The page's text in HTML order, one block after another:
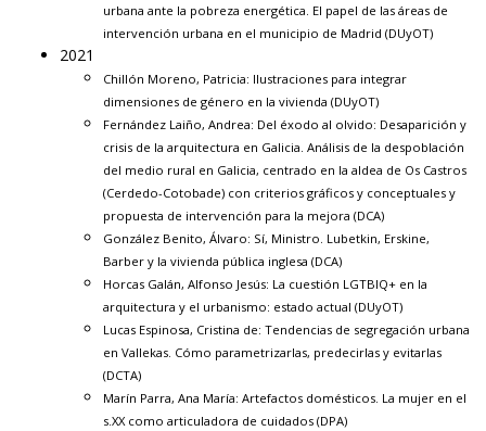
urbana ante la pobreza energética. El papel de las áreas de
intervención urbana en el municipio de Madrid (DUyOT)
2021
Chillón Moreno, Patricia: Ilustraciones para integrar
dimensiones de género en la vivienda (DUyOT)
Fernández Laiño, Andrea: Del éxodo al olvido: Desaparición y
crisis de la arquitectura en Galicia. Análisis de la despoblación
del medio rural en Galicia, centrado en la aldea de Os Castros
(Cerdedo-Cotobade) con criterios gráficos y conceptuales y
propuesta de intervención para la mejora (DCA)
González Benito, Álvaro: Sí, Ministro. Lubetkin, Erskine,
Barber y la vivienda pública inglesa (DCA)
Horcas Galán, Alfonso Jesús: La cuestión LGTBIQ+ en la
arquitectura y el urbanismo: estado actual (DUyOT)
Lucas Espinosa, Cristina de: Tendencias de segregación urbana
en Vallekas. Cómo parametrizarlas, predecirlas y evitarlas
(DCTA)
Marín Parra, Ana María: Artefactos domésticos. La mujer en el
s.XX como articuladora de cuidados (DPA)